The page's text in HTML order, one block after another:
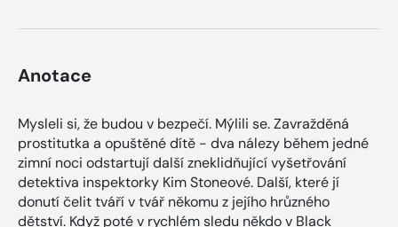
Anotace
Mysleli si, že budou v bezpečí. Mýlili se. Zavražděná
prostitutka a opuštěné dítě - dva nálezy během jedné
zimní noci odstartují další zneklidňující vyšetřování
detektiva inspektorky Kim Stoneové. Další, které jí
donutí čelit tváří v tvář někomu z jejího hrůzného
dětství. Když poté v rychlém sledu někdo v Black